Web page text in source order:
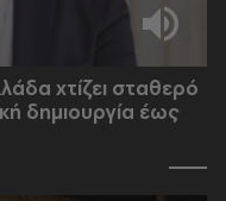
χτίζει σταθερό
δημιουργία έως